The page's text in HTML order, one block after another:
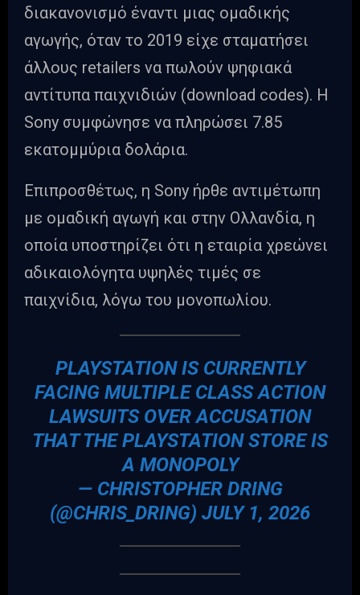
διακανονισμό έναντι μιας ομαδικής
αγωγής, όταν το 2019 είχε σταματήσει
άλλους retailers να πωλούν ψηφιακά
αντίτυπα παιχνιδιών (download codes). Η
Sony συμφώνησε να πληρώσει 7.85
εκατομμύρια δολάρια.
Επιπροσθέτως, η Sony ήρθε αντιμέτωπη
με ομαδική αγωγή και στην Ολλανδία, η
οποία υποστηρίζει ότι η εταιρία χρεώνει
αδικαιολόγητα υψηλές τιμές σε
παιχνίδια, λόγω του μονοπωλίου.
PLAYSTATION IS CURRENTLY
FACING MULTIPLE CLASS ACTION
LAWSUITS OVER ACCUSATION
THAT THE PLAYSTATION STORE IS
A MONOPOLY
— CHRISTOPHER DRING
(@CHRIS_DRING) JULY 1, 2026